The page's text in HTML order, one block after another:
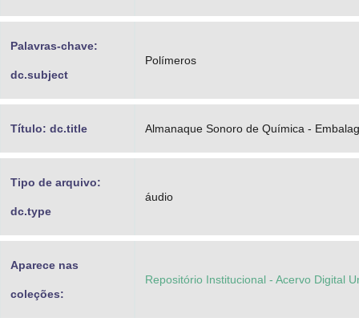
Palavras-chave:
dc.subject
Polímeros
Título: dc.title Almanaque Sonoro de Química -
Tipo de arquivo:
dc.type
áudio
Aparece nas
coleções:
Repositório Institucional - Acervo Digital